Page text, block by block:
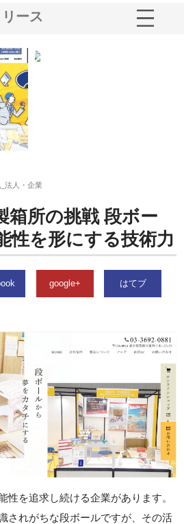
ース
現す
ワン
法人・企業
箱所の挑戦 段ボー
性を形にする技術力
google+ はてブ
性を追求し続ける企業があります。
されがちな段ボールですが、その活